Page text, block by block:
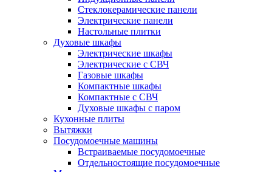
Стеклокерамические панели
Электрические панели
Настольные плитки
Духовые шкафы
Электрические шкафы
Электрические с СВЧ
Газовые шкафы
Компактные шкафы
Компактные с СВЧ
Духовые шкафы с паром
Кухонные плиты
Вытяжки
Посудомоечные машины
Встраиваемые посудомоечные
Отдельностоящие посудомоечные